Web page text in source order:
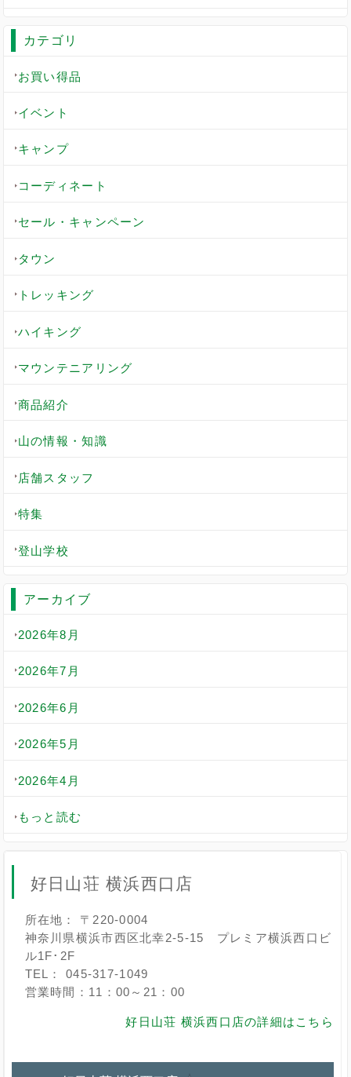
カテゴリ
お買い得品
イベント
キャンプ
コーディネート
セール・キャンペーン
タウン
トレッキング
ハイキング
マウンテニアリング
商品紹介
山の情報・知識
店舗スタッフ
特集
登山学校
アーカイブ
2026年8月
2026年7月
2026年6月
2026年5月
2026年4月
もっと読む
好日山荘 横浜西口店
所在地： 〒220-0004
神奈川県横浜市西区北幸2-5-15 プレミア横浜西口ビ
ル1F･2F
TEL： 045-317-1049
営業時間：11：00～21：00
好日山荘 横浜西口店の詳細はこちら